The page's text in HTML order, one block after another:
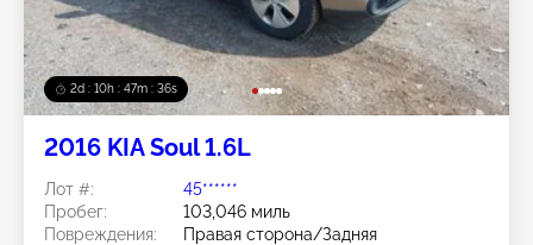
2d : 10h : 47m : 33s
2016 KIA Soul 1.6L
Лот #:
45******
Пробег:
103,046 миль
Повреждения:
Правая сторона/Задняя